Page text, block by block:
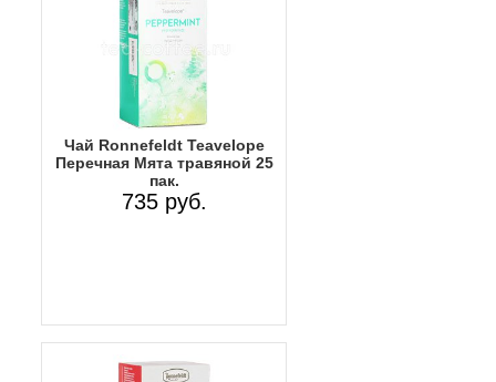
Чай Ronnefeldt Teavelope
Перечная Мята травяной 25
пак.
735 руб.